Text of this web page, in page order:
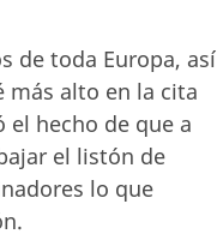
de toda Europa, así
más alto en la cita
hecho de que a
el listón de
lo que